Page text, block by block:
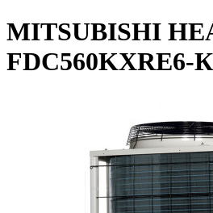
MITSUBISHI
FDC560KXRE6-К